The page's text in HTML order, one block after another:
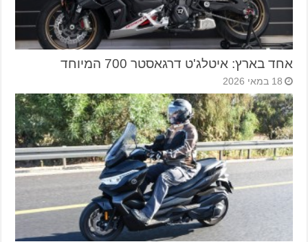
אחד בארץ: איטלג'ט דרגאסטר 700 המיוחד
18 במאי 2026